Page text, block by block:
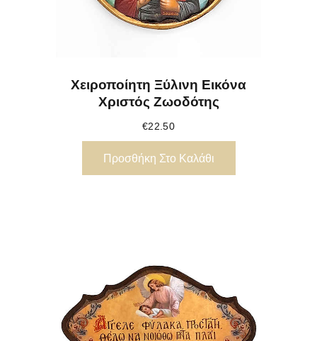
Χειροποίητη Ξύλινη Εικόνα
Χριστός Ζωοδότης
€22.50
Προσθήκη Στο Καλάθι